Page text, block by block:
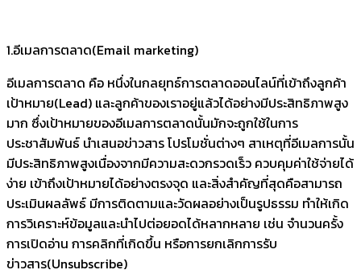
1.อีเมลการตลาด(Email marketing)
อีเมลการตลาด คือ หนึ่งในกลยุทธ์การตลาดออนไลน์ที่เข้าถึงลูกค้า
เป้าหมาย(Lead) และลูกค้าของเราอยู่แล้วได้อย่างมีประสิทธิภาพสูง
มาก ซึ่งเป้าหมายของอีเมลการตลาดนั้นมักจะถูกใช้ในการ
ประชาสัมพันธ์ นำเสนอข่าวสาร โปรโมชั่นต่างๆ สาเหตุที่อีเมลการนั้น
มีประสิทธิภาพสูงเนื่องจากมีความสะดวกรวดเร็ว ควบคุมค่าใช้จ่ายได้
ง่าย เข้าถึงเป้าหมายได้อย่างตรงจุด และสิ่งสำคัญที่สุดคือสามารถ
ประเมินผลลัพธ์ มีการติดตามและวัดผลอย่างเป็นรูปธรรม ทำให้เกิด
การวิเคราะห์ข้อมูลและนำไปต่อยอดได้หลากหลาย เช่น จำนวนครั้ง
การเปิดอ่าน การคลิกที่เกิดขึ้น หรือการยกเลิกการรับ
ข่าวสาร(Unsubscribe)